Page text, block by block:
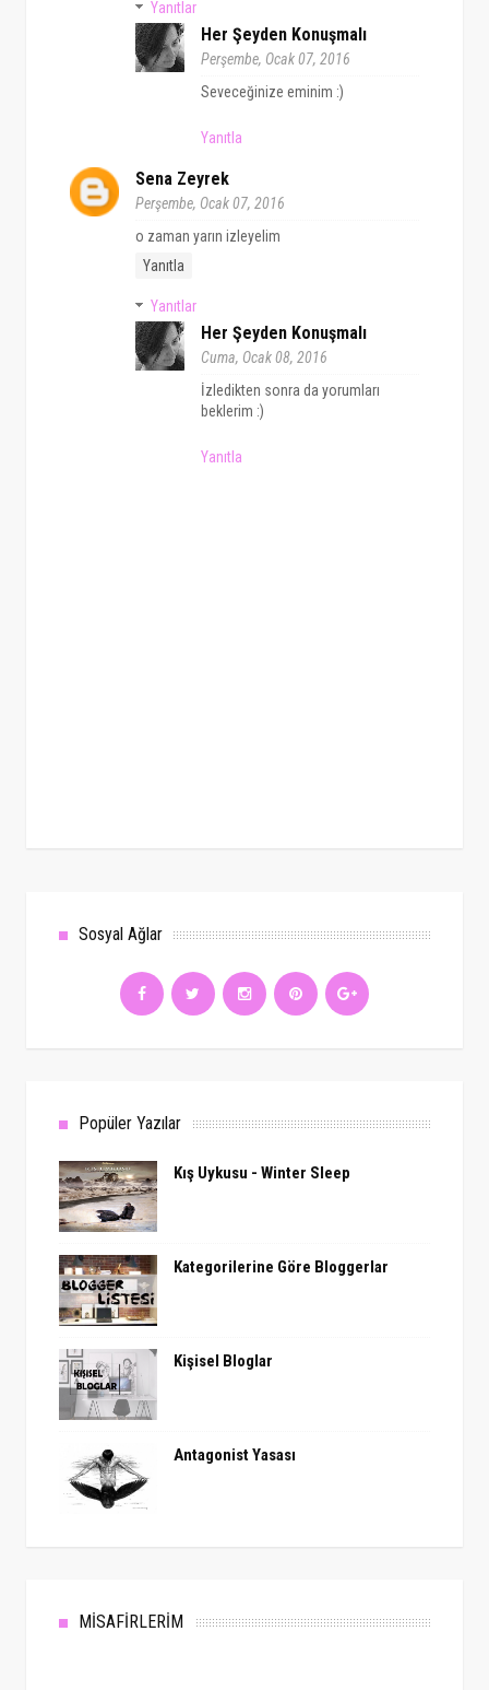
Yanıtlar
Her Şeyden Konuşmalı
Perşembe, Ocak 07, 2016
Seveceğinize eminim :)
Yanıtla
Sena Zeyrek
Perşembe, Ocak 07, 2016
o zaman yarın izleyelim
Yanıtla
Yanıtlar
Her Şeyden Konuşmalı
Cuma, Ocak 08, 2016
İzledikten sonra da yorumları
beklerim :)
Yanıtla
Sosyal Ağlar
Popüler Yazılar
Kış Uykusu - Winter Sleep
Kategorilerine Göre Bloggerlar
Kişisel Bloglar
Antagonist Yasası
MİSAFİRLERİM